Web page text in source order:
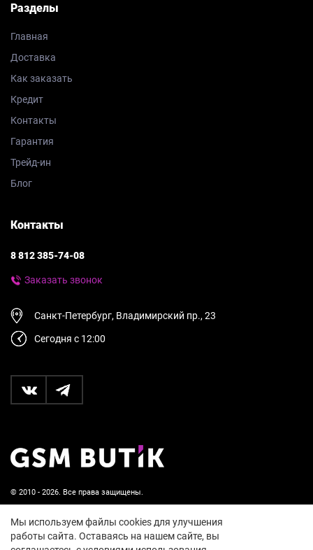
© 2010 - 2026. Все права защищены.
Пользовательское соглашение и политика
конфиденциальности
Разделы
Главная
Доставка
Как заказать
Кредит
Контакты
Гарантия
Трейд-ин
Блог
Контакты
8 812 385-74-08
Заказать звонок
Санкт-Петербург, Владимирский пр., 23
Сегодня с 12:00
Мы используем файлы cookies для улучшения
работы сайта. Оставаясь на нашем сайте, вы